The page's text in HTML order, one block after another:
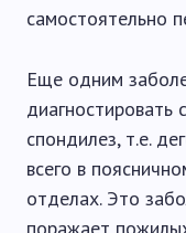
самостоятельно
Еще одним
диагностировать
спондилез, т.е.
всего в
отделах. Это